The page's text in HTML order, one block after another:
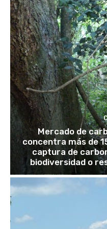
Mercado de
concentra más de
captura de
biodiversidad o